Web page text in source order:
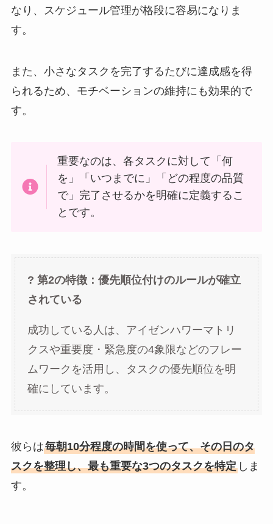
なり、スケジュール管理が格段に容易になりま
す。
また、小さなタスクを完了するたびに達成感を得
られるため、モチベーションの維持にも効果的で
す。
重要なのは、各タスクに対して「何
を」「いつまでに」「どの程度の品質
で」完了させるかを明確に定義するこ
とです。
? 第2の特徴：優先順位付けのルールが確立
されている
成功している人は、アイゼンハワーマトリ
クスや重要度・緊急度の4象限などのフレー
ムワークを活用し、タスクの優先順位を明
確にしています。
彼らは毎朝10分程度の時間を使って、その日のタ
スクを整理し、最も重要な3つのタスクを特定しま
す。